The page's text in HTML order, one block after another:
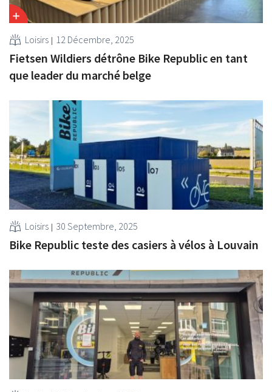
Loisirs 12 Décembre, 2025
Fietsen Wildiers détrône Bike Republic en tant
que leader du marché belge
Loisirs 30 Septembre, 2025
Bike Republic teste des casiers à vélos à Louvain